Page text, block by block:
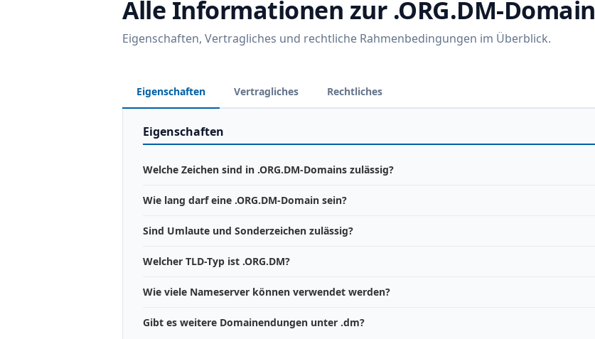
Alle Informationen zur .ORG.DM-Domain
Eigenschaften, Vertragliches und rechtliche Rahmenbedingungen im Überblick.
Eigenschaften Vertragliches Rechtliches
Eigenschaften
Welche Zeichen sind in .ORG.DM-Domains zulässig?
Wie lang darf eine .ORG.DM-Domain sein?
Sind Umlaute und Sonderzeichen zulässig?
Welcher TLD-Typ ist .ORG.DM?
Wie viele Nameserver können verwendet werden?
Gibt es weitere Domainendungen unter .dm?